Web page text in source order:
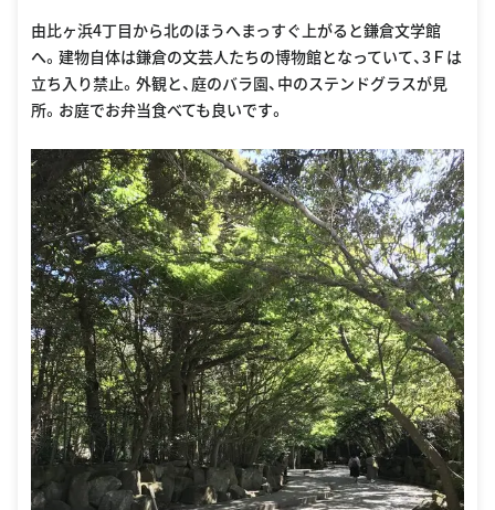
由比ヶ浜4丁目から北のほうへまっすぐ上がると鎌倉文学館
へ。建物自体は鎌倉の文芸人たちの博物館となっていて、3Ｆは
立ち入り禁止。外観と、庭のバラ園、中のステンドグラスが見
所。お庭でお弁当食べても良いです。